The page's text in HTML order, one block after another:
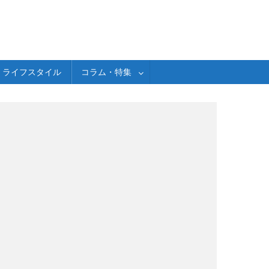
ライフスタイル コラム・特集